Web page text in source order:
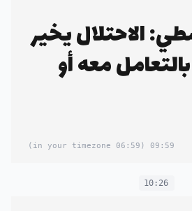
الاحتلال يخير
معه أو
09:59
(06:59 in your timezone)
10:26